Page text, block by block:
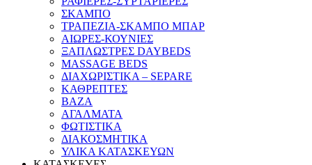
ΣΚΑΜΠΟ
ΤΡΑΠΕΖΙΑ-ΣΚΑΜΠΟ ΜΠΑΡ
ΑΙΩΡΕΣ-ΚΟΥΝΙΕΣ
ΞΑΠΛΩΣΤΡΕΣ DAYBEDS
MASSAGE BEDS
ΔΙΑΧΩΡΙΣΤΙΚΑ – SEPARE
ΚΑΘΡΕΠΤΕΣ
ΒΑΖΑ
ΑΓΑΛΜΑΤΑ
ΦΩΤΙΣΤΙΚΑ
ΔΙΑΚΟΣΜΗΤΙΚΑ
ΥΛΙΚΑ ΚΑΤΑΣΚΕΥΩΝ